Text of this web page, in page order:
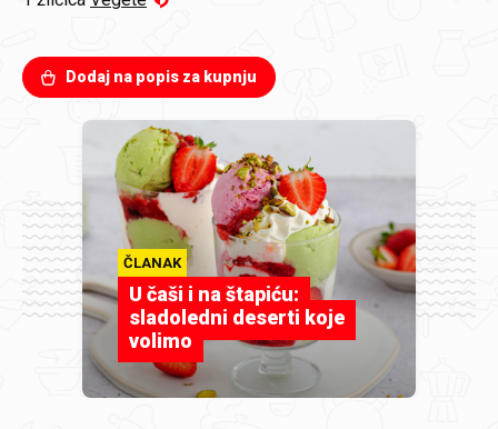
Dodaj na popis za kupnju
ČLANAK
U čaši i na štapiću:
sladoledni deserti koje
volimo